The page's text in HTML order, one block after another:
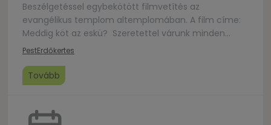
Beszélgetéssel egybekötött filmvetítés az
evangélikus templom altemplomában. A film címe:
Meddig köt az eskü? Szeretettel várunk minden
érdeklődőt, popcorn, gyerekfelügyelet lesz 🙂 Az
boldogság, siker és szerelem, Dave és Clarice
Johnson házassága kritikus ponthoz érkezett. Amikor
nyilvánvaló válik, hogy […]
PestErdőkertes
Tovább